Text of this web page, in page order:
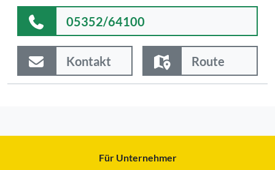
05352/64100
Kontakt Route
Für Unternehmer